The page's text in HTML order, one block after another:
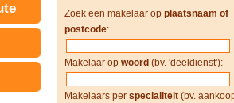
Zoek een makelaar op plaatsnaam of
postcode:
Makelaar op woord (bv. 'deeldienst'):
Makelaars per specialiteit (bv.